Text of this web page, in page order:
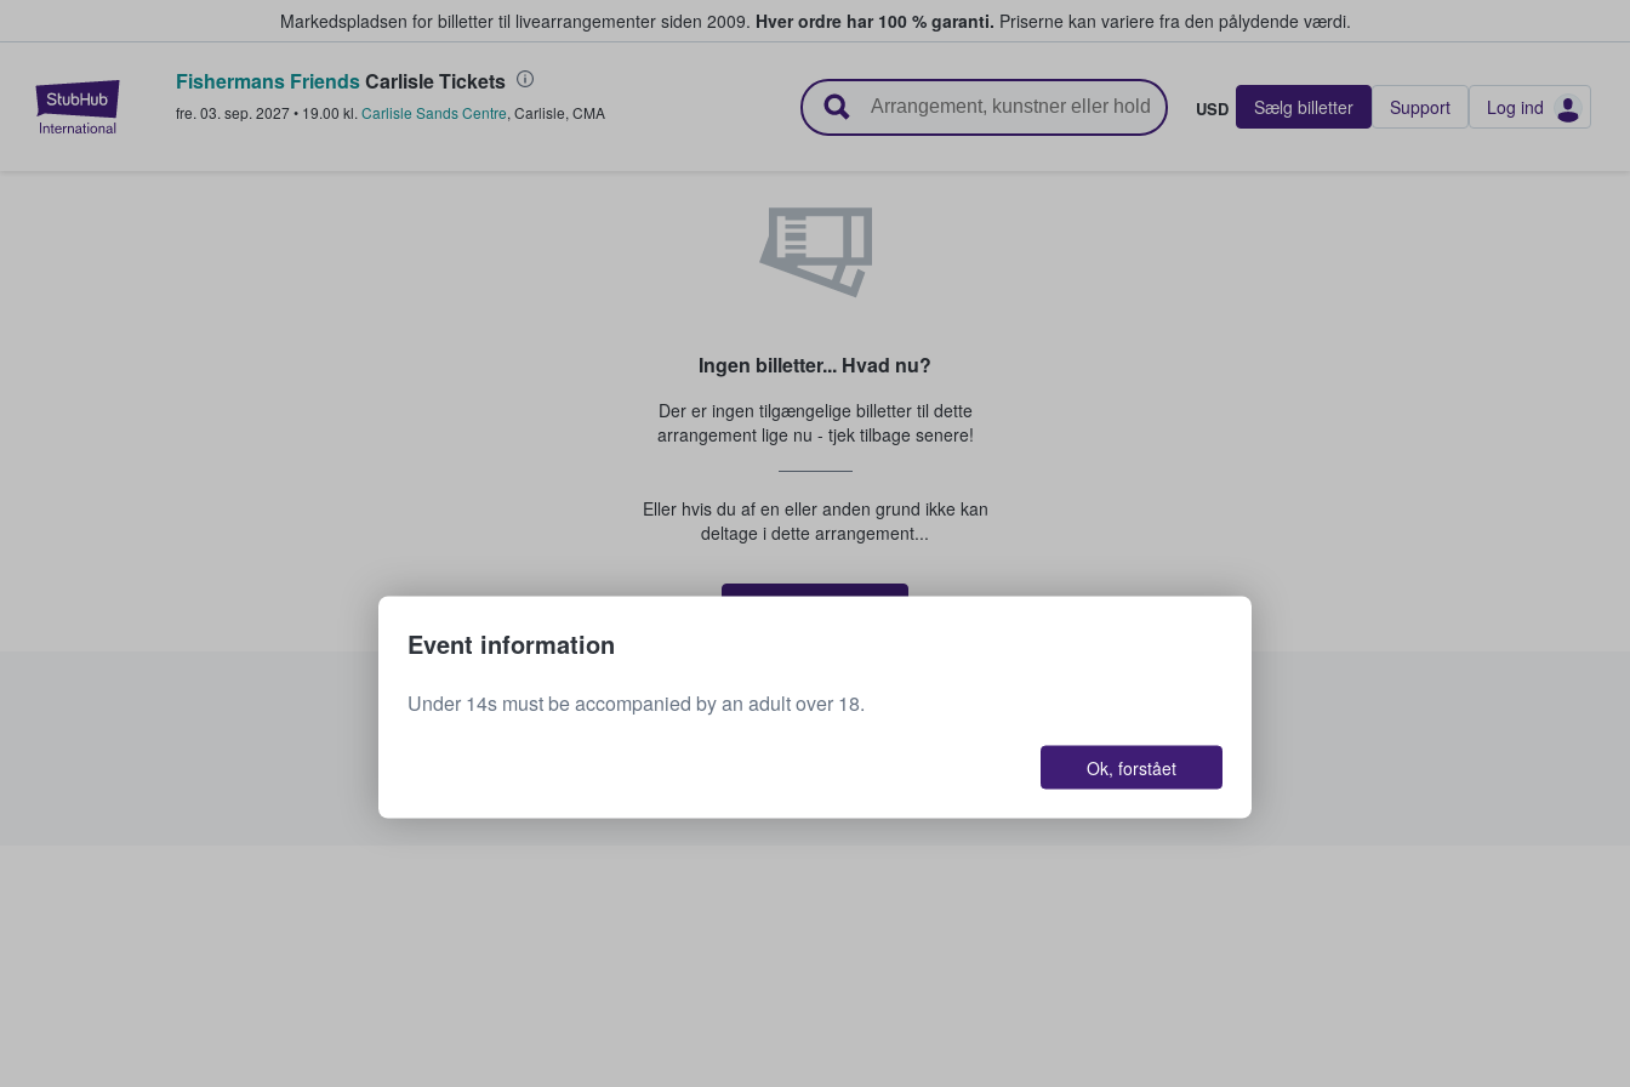
Markedspladsen for billetter til livearrangementer siden 2009. Hver ordre har 100 % garanti. Priserne kan variere fra den pålydende værdi.
StubHub - Hvor fans køber og sælger billetter
Fishermans FriendsCarlisle Tickets
fre. 03. sep. 2027• 19.00 kl. Carlisle Sands Centre, Carlisle, CMA USD Sælg billetter Support Log ind
Ingen billetter... Hvad nu?
Der er ingen tilgængelige billetter til dette
arrangement lige nu - tjek tilbage senere!
Eller hvis du af en eller anden grund ikke kan
deltage i dette arrangement...
Se alle kommende arrangementer
Event information
Under 14s must be accompanied by an adult over 18.
Ok, forstået